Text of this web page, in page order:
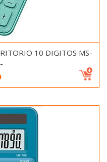
10 DIGITOS MS-